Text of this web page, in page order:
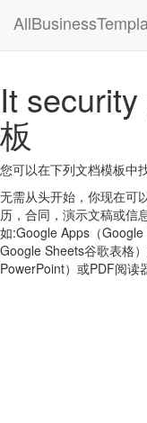
It
板
您可以在下列文档模板中
无需从头开始，你现在可
历，合同，演示文稿或信
如:Google Apps（Google
Google Sheets谷歌表格
PowerPoint）或PDF阅读